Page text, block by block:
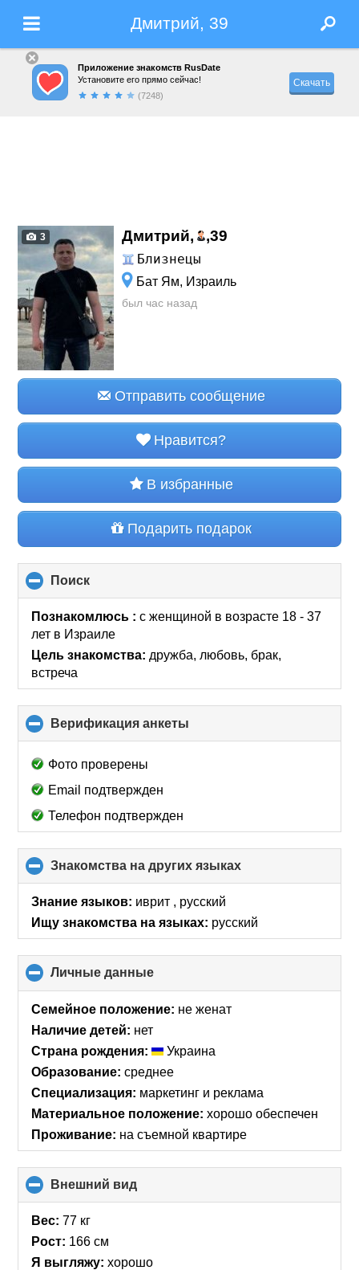
Дмитрий, 39
Приложение знакомств RusDate
Установите его прямо сейчас!
(7248)
Скачать
3 Дмитрий, ,39
Близнецы
Бат Ям, Израиль
был час назад
Отправить сообщение
Нравится?
В избранные
Подарить подарок
Поиск
to
collapse
contents
Познакомлюсь :с женщиной в возрасте 18 - 37
лет в Израиле
Цель знакомства: дружба, любовь, брак,
встреча
Верификация анкеты
to
Фото проверены
Email подтвержден
Телефон подтвержден
Знакомства на других языках
to
contents
Знание языков: иврит , русский
Ищу знакомства на языках: русский
Личные данные
to
collapse
Семейное положение: не женат
Наличие детей: нет
Страна рождения:
Украина
Образование: среднее
Специализация: маркетинг и реклама
Материальное положение: хорошо обеспечен
Проживание: на съемной квартире
Внешний вид
to
Вес: 77 кг
Рост: 166 см
Я выгляжу: хорошо